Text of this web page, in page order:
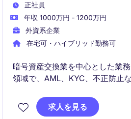
正社員
年収 1000万円 - 1200万円
外資系企業
在宅可・ハイブリッド勤務可
暗号資産交換業を中心とした業
領域で、AML、KYC、不正防止
能も横断的に担うポジションで
ズにおいて、柔軟性と主体性を
求人を見る